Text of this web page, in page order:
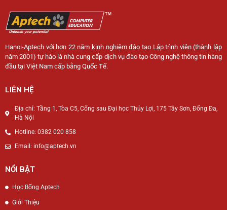
Hanoi-Aptech với hơn 22 năm kinh nghiệm đào tạo Lập trình viên (thành lập
năm 2001) tự hào là nhà cung cấp dịch vụ đào tạo Công nghệ thông tin hàng
đầu tại Việt Nam cấp bằng Quốc Tế.
LIÊN HỆ
Địa chỉ: Tầng 1, Tòa C5, Cổng sau Đại học Thủy Lợi, 175 Tây Sơn, Đống Đa,
Hà Nội
Hotline: 0382 020 858
Email: info@aptech.vn
NỔI BẬT
Học Bổng Aptech
Giới Thiệu